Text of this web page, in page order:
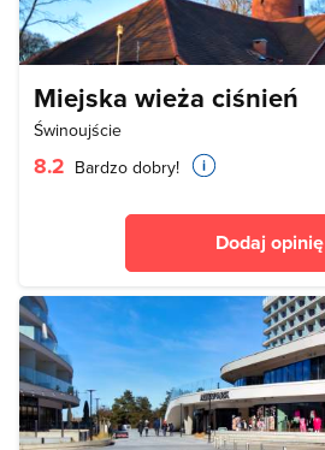
Miejska wieża ciśnień
Świnoujście
8.2 Bardzo dobry!
Dodaj opinię